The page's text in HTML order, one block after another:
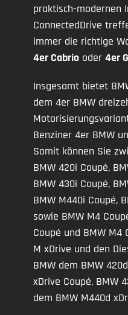
praktisch-modernen
ConnectedDrive
immer die richtige
4er Cabrio oder 4er
Insgesamt bietet
dem 4er BMW
Benziner 4er BMW
Somit können Sie
BMW 420i Coupé,
BMW 430i Coupé,
BMW M440i Coupé,
sowie BMW M4
Coupé und BMW
M xDrive und den
BMW dem BMW
xDrive Coupé, BMW
dem BMW M440d